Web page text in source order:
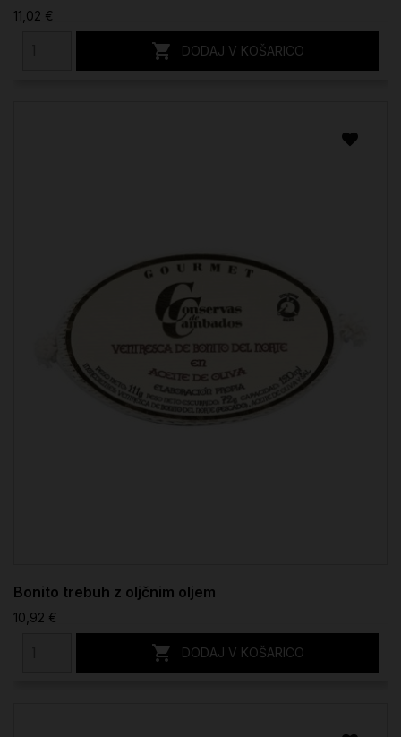
11,02 €
 DODAJ V KOŠARICO
Bonito trebuh z oljčnim oljem
10,92 €
 DODAJ V KOŠARICO